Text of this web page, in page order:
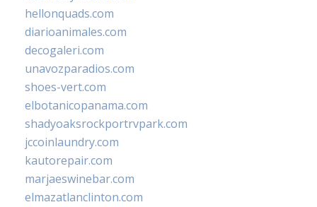
hellonquads.com
diarioanimales.com
decogaleri.com
unavozparadios.com
shoes-vert.com
elbotanicopanama.com
shadyoaksrockportrvpark.com
jccoinlaundry.com
kautorepair.com
marjaeswinebar.com
elmazatlanclinton.com